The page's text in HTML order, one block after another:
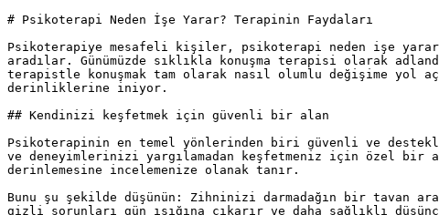
# Psikoterapi Neden İşe Yarar? Terapinin Faydaları
Psikoterapiye mesafeli kişiler, psikoterapi neden işe
aradılar. Günümüzde sıklıkla konuşma terapisi olarak
terapistle konuşmak tam olarak nasıl olumlu değişime yol
derinliklerine iniyor.
## Kendinizi keşfetmek için güvenli bir alan
Psikoterapinin en temel yönlerinden biri güvenli ve
ve deneyimlerinizi yargılamadan keşfetmeniz için özel bir
derinlemesine incelemenize olanak tanır.
Bunu şu şekilde düşünün: Zihninizi darmadağın bir
gizli sorunları gün ışığına çıkarır ve daha sağlıklı